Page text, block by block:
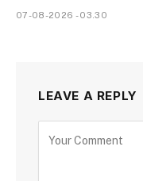
07-08-2026 - 03.30
LEAVE A REPLY